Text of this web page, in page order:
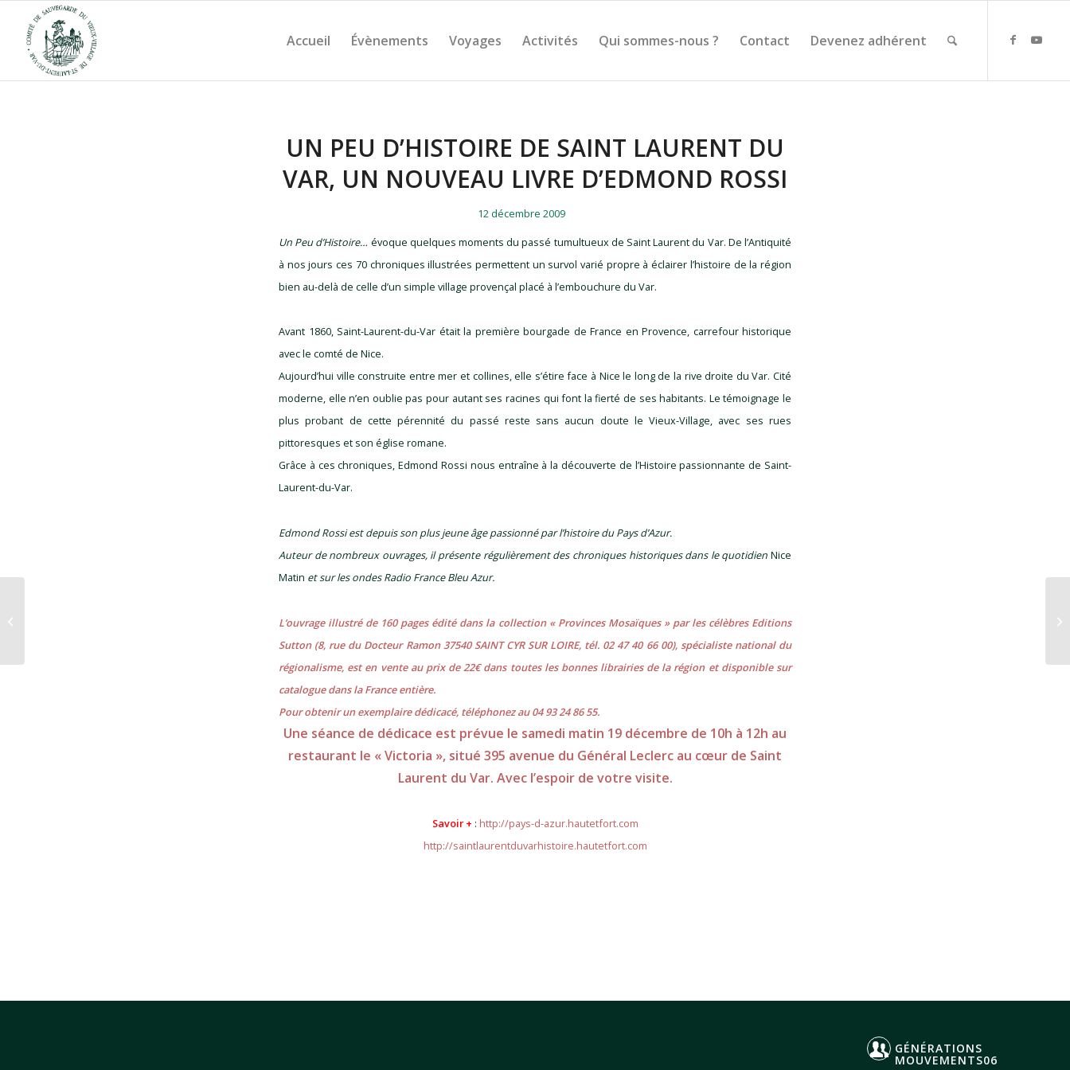
Accueil Évènements Voyages Activités Qui sommes-nous ? Contact Devenez adhérent
UN PEU D’HISTOIRE DE SAINT LAURENT DU
VAR, UN NOUVEAU LIVRE D’EDMOND ROSSI
12 décembre 2009
Un Peu d’Histoire… évoque quelques moments du passé tumultueux de Saint Laurent du Var. De l’Antiquité
à nos jours ces 70 chroniques illustrées permettent un survol varié propre à éclairer l’histoire de la région
bien au-delà de celle d’un simple village provençal placé à l’embouchure du Var.
Avant 1860, Saint-Laurent-du-Var était la première bourgade de France en Provence, carrefour historique
avec le comté de Nice.
Aujourd’hui ville construite entre mer et collines, elle s’étire face à Nice le long de la rive droite du Var. Cité
moderne, elle n’en oublie pas pour autant ses racines qui font la fierté de ses habitants. Le témoignage le
plus probant de cette pérennité du passé reste sans aucun doute le Vieux-Village, avec ses rues
pittoresques et son église romane.
Grâce à ces chroniques, Edmond Rossi nous entraîne à la découverte de l’Histoire passionnante de Saint-
Laurent-du-Var.
Edmond Rossi est depuis son plus jeune âge passionné par l’histoire du Pays d’Azur.
Auteur de nombreux ouvrages, il présente régulièrement des chroniques historiques dans le quotidien Nice
Matin et sur les ondes Radio France Bleu Azur.
L’ouvrage illustré de 160 pages édité dans la collection « Provinces Mosaïques » par les célèbres Editions
Sutton (8, rue du Docteur Ramon 37540 SAINT CYR SUR LOIRE, tél. 02 47 40 66 00), spécialiste national du
régionalisme, est en vente au prix de 22€ dans toutes les bonnes librairies de la région et disponible sur
catalogue dans la France entière.
Pour obtenir un exemplaire dédicacé, téléphonez au 04 93 24 86 55.
Une séance de dédicace est prévue le samedi matin 19 décembre de 10h à 12h au
restaurant le « Victoria », situé 395 avenue du Général Leclerc au cœur de Saint
Laurent du Var. Avec l’espoir de votre visite.
Savoir + : http://pays-d-azur.hautetfort.com
http://saintlaurentduvarhistoire.hautetfort.com
GÉNÉRATIONS
MOUVEMENTS06